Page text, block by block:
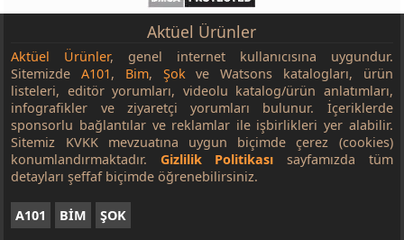
Aktüel Ürünler
Aktüel Ürünler, genel internet kullanıcısına uygundur.
SitemizdeA101, Bim, Şokve Watsons katalogları, ürün
listeleri, editör yorumları, videolu katalog/ürün anlatımları,
infografikler ve ziyaretçi yorumları bulunur. İçeriklerde
sponsorlu bağlantılar ve reklamlar ile işbirlikleri yer alabilir.
Sitemiz KVKK mevzuatına uygun biçimde çerez (cookies)
konumlandırmaktadır. Gizlilik Politikası sayfamızda tüm
detayları şeffaf biçimde öğrenebilirsiniz.
A101 BİM ŞOK